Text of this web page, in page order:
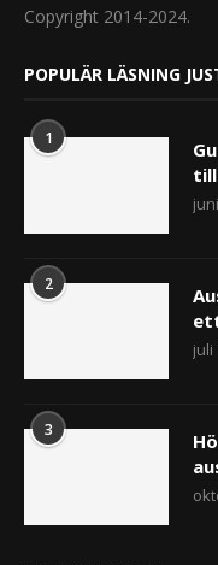
Copyright 2014-2024.
POPULÄR LÄSNING
1
2
juli
3